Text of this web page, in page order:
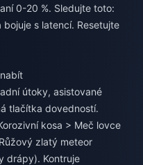
0-20 %. Sledujte toto:
s latencí. Resetujte
útoky, asistované
tlačítka dovedností.
kosa > Meč lovce
zlatý meteor
drápy). Kontruje